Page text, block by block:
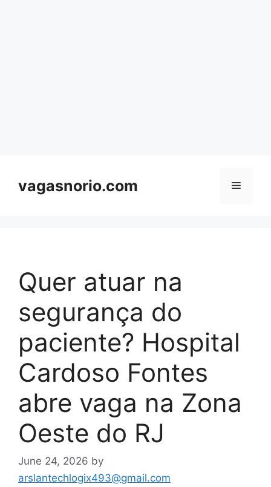
vagasnorio.com Menu
Quer atuar na
segurança do
paciente? Hospital
Cardoso Fontes
abre vaga na Zona
Oeste do RJ
June 24, 2026 by
arslantechlogix493@gmail.com